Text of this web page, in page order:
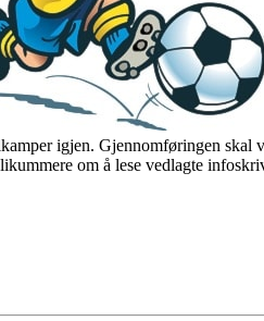
igjen. Gjennomføringen skal
om å lese vedlagte